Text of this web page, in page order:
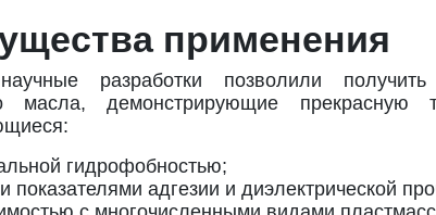
применения
разработки позволили
масла, демонстрирующие прекрасную
гидрофобностью;
показателями адгезии и диэлектрической